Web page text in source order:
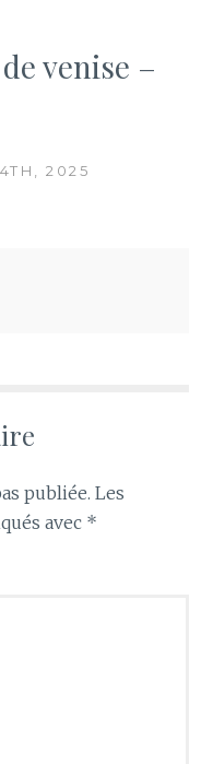
venise –
2025
publiée. Les
avec *